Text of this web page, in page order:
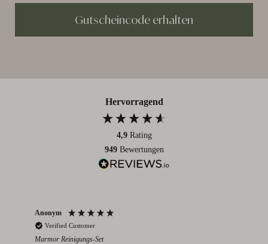
Gutscheincode erhalten
Hervorragend
4,9 Rating
949 Bewertungen
Anonym
Verified Customer
Marmor Reinigungs-Set